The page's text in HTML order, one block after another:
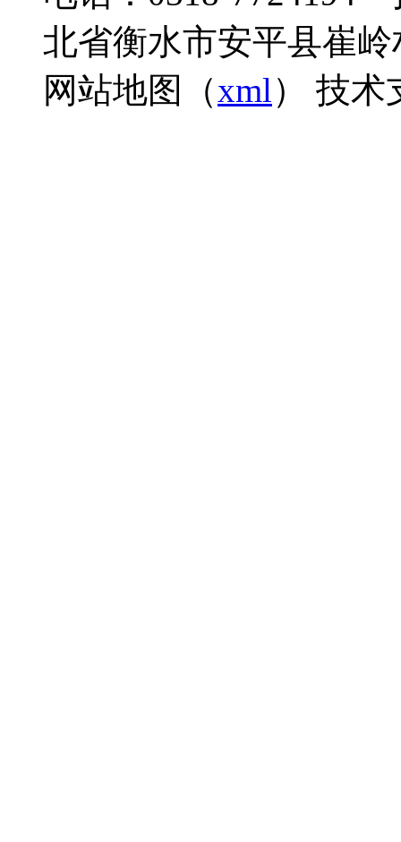
北省衡水市安平县崔
网站地图（xml） 技术